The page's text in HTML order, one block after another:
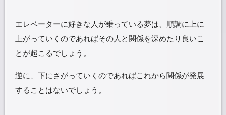
エレベーターに好きな人が乗っている夢は、順調に上に
上がっていくのであればその人と関係を深めたり良いこ
とが起こるでしょう。
逆に、下にさがっていくのであればこれから関係が発展
することはないでしょう。